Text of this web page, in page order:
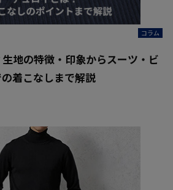
コラム
地の特徴・印象からスーツ・ビ
着こなしまで解説